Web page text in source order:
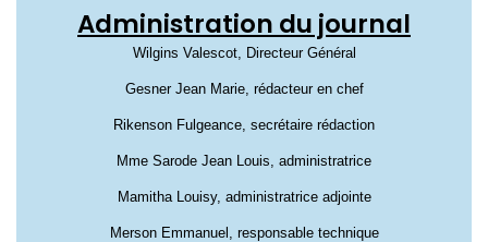
Administration du journal
Wilgins Valescot, Directeur Général
Gesner Jean Marie, rédacteur en chef
Rikenson Fulgeance, secrétaire rédaction
Mme Sarode Jean Louis, administratrice
Mamitha Louisy, administratrice adjointe
Merson Emmanuel, responsable technique